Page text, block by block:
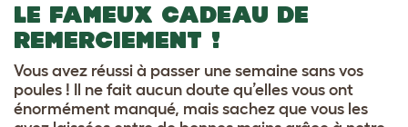
LE FAMEUX CADEAU DE
REMERCIEMENT !
Vous avez réussi à passer une semaine sans vos
poules ! Il ne fait aucun doute qu’elles vous ont
énormément manqué, mais sachez que vous les